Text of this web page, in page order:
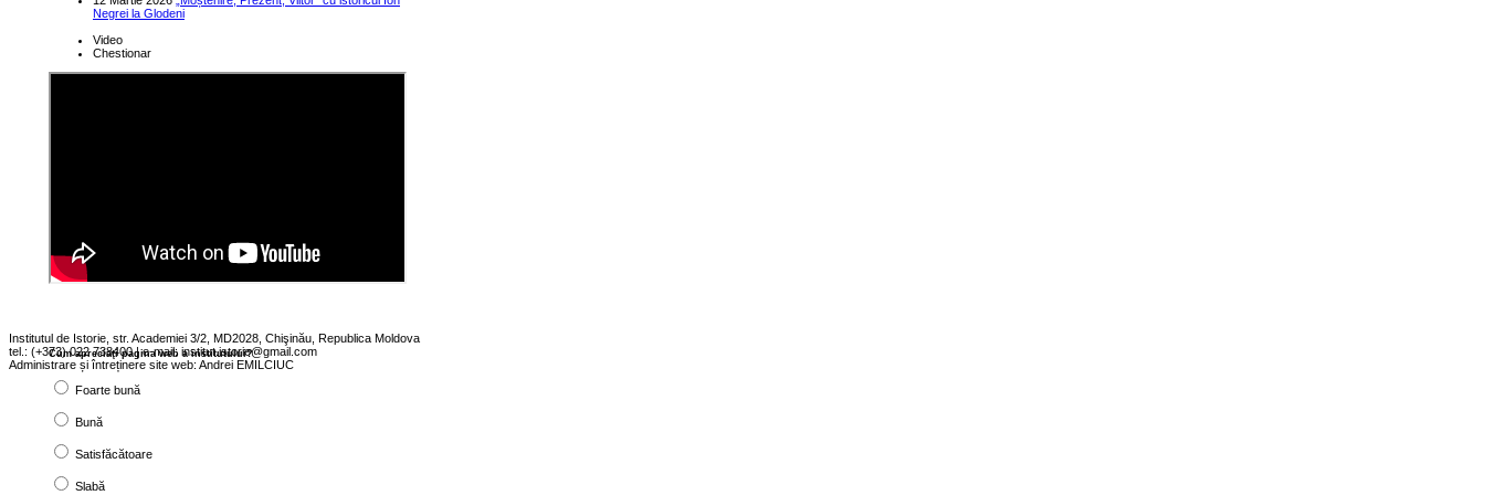
Negrei la Glodeni
Video
Chestionar
Cum apreciaţi pagina web a institutului?
Foarte bună
Bună
Satisfăcătoare
Slabă
Institutul de Istorie, str. Academiei 3/2, MD2028, Chişinău, Republica Moldova
tel.: (+373) 022 738400 | e-mail: institut.istorie@gmail.com
Administrare și întreținere site web: Andrei EMILCIUC